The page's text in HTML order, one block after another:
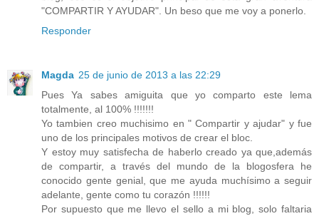
"COMPARTIR Y AYUDAR". Un beso que me voy a ponerlo.
Responder
Magda 25 de junio de 2013 a las 22:29
Pues Ya sabes amiguita que yo comparto este lema
totalmente, al 100% !!!!!!!
Yo tambien creo muchisimo en " Compartir y ajudar" y fue
uno de los principales motivos de crear el bloc.
Y estoy muy satisfecha de haberlo creado ya que,además
de compartir, a través del mundo de la blogosfera he
conocido gente genial, que me ayuda muchísimo a seguir
adelante, gente como tu corazón !!!!!!
Por supuesto que me llevo el sello a mi blog, solo faltaria